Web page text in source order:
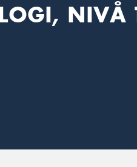
NIVÅ